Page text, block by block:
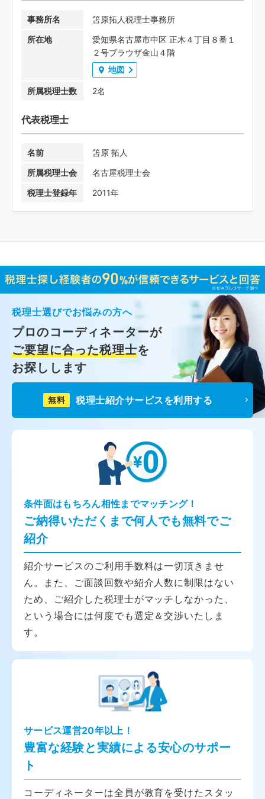
事務所名
笘原拓人税理士事務所
所在地
愛知県名古屋市中区 正木４丁目８番１
２号ブラウザ金山４階
地図
所属税理士数 2名
代表税理士
名前
笘原 拓人
所属税理士会
名古屋税理士会
税理士登録年
2011年
税理士選びでお悩みの方へ
プロのコーディネーターが
ご要望に合った税理士を
お探しします
無料 税理士紹介サービスを利用する
条件面はもちろん相性までマッチング！
ご納得いただくまで何人でも無料でご
紹介
紹介サービスのご利用手数料は一切頂きませ
ん。また、ご面談回数や紹介人数に制限はない
ため、ご紹介した税理士がマッチしなかった、
という場合には何度でも選定＆交渉いたしま
す。
サービス運営20年以上！
豊富な経験と実績による安心のサポー
ト
コーディネーターは全員が教育を受けたスタッ